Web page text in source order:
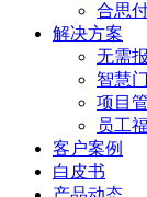
合思
解决方案
无需
智慧
项目
员工
客户案例
白皮书